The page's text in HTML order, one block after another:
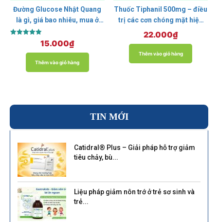
Đường Glucose Nhật Quang
là gì, giá bao nhiêu, mua ở
5.00
15.000₫
Thêm vào giỏ hàng
Thuốc Tiphanil 500mg – điều
trị các cơn chóng mặt hiệu
quả
22.000₫
Thêm vào giỏ hàng
TIN MỚI
Catidral® Plus – Giải pháp hỗ trợ giảm
tiêu chảy, bù...
Liệu pháp giảm nôn trớ ở trẻ sơ sinh và
trẻ...